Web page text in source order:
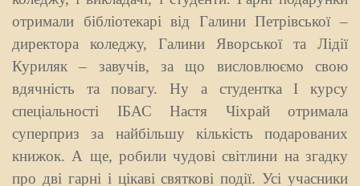
отримали бібліотекарі від Галини Петрівської –
директора коледжу, Галини Яворської та Лідії
Куриляк – завучів, за що висловлюємо свою
вдячність та повагу. Ну а студентка І курсу
спеціальності ІБАС Настя Чіхрай отримала
суперприз за найбільшу кількість подарованих
книжок. А ще, робили чудові світлини на згадку
про дві гарні і цікаві святкові події. Усі учасники